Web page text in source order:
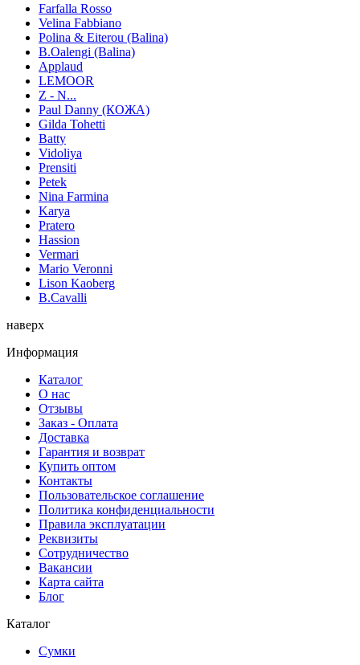
Farfalla Rosso
Velina Fabbiano
Polina & Eiterou (Balina)
B.Oalengi (Balina)
Applaud
LEMOOR
Z - N...
Paul Danny (КОЖА)
Gilda Tohetti
Batty
Vidoliya
Prensiti
Petek
Nina Farmina
Karya
Pratero
Hassion
Vermari
Mario Veronni
Lison Kaoberg
B.Cavalli
наверх
Информация
Каталог
О нас
Отзывы
Заказ - Оплата
Доставка
Гарантия и возврат
Купить оптом
Контакты
Пользовательское соглашение
Политика конфиденциальности
Правила эксплуатации
Реквизиты
Сотрудничество
Вакансии
Карта сайта
Блог
Каталог
Сумки